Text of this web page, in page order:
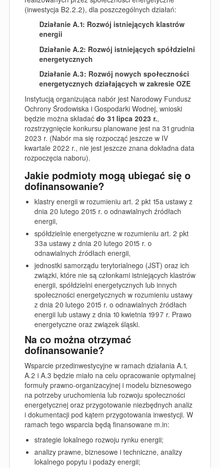
(inwestycja B2.2.2), dla poszczególnych działań:
Działanie A.1: Rozwój istniejących klastrów
energii
Działanie A.2: Rozwój istniejących spółdzielni
energetycznych
Działanie A.3: Rozwój nowych społeczności
energetycznych działających w zakresie OZE
Instytucją organizująca nabór jest Narodowy Fundusz
Ochrony Środowiska i Gospodarki Wodnej, wnioski
będzie można składać do 31 lipca 2023 r.,
rozstrzygnięcie konkursu planowane jest na 31 grudnia
2023 r. (Nabór ma się rozpocząć jeszcze w IV
kwartale 2022 r., nie jest jeszcze znana dokładna data
rozpoczęcia naboru).
Jakie podmioty mogą ubiegać się o
dofinansowanie?
klastry energii w rozumieniu art. 2 pkt 15a ustawy z
dnia 20 lutego 2015 r. o odnawialnych źródłach
energii,
spółdzielnie energetyczne w rozumieniu art. 2 pkt
33a ustawy z dnia 20 lutego 2015 r. o
odnawialnych źródłach energii,
jednostki samorządu terytorialnego (JST) oraz ich
związki, które nie są członkami istniejących klastrów
energii, spółdzielni energetycznych lub innych
społeczności energetycznych w rozumieniu ustawy
z dnia 20 lutego 2015 r. o odnawialnych źródłach
energii lub ustawy z dnia 10 kwietnia 1997 r. Prawo
energetyczne oraz związek śląski.
Na co można otrzymać
dofinansowanie?
Wsparcie przedinwestycyjne w ramach działania A.1,
A.2 i A.3 będzie miało na celu opracowanie optymalnej
formuły prawno-organizacyjnej i modelu biznesowego
na potrzeby uruchomienia lub rozwoju społeczności
energetycznej oraz przygotowanie niezbędnych analiz
i dokumentacji pod kątem przygotowania inwestycji. W
ramach tego wsparcia będą finansowane m.in:
strategie lokalnego rozwoju rynku energii;
analizy prawne, biznesowe i techniczne, analizy
lokalnego popytu i podaży energii;